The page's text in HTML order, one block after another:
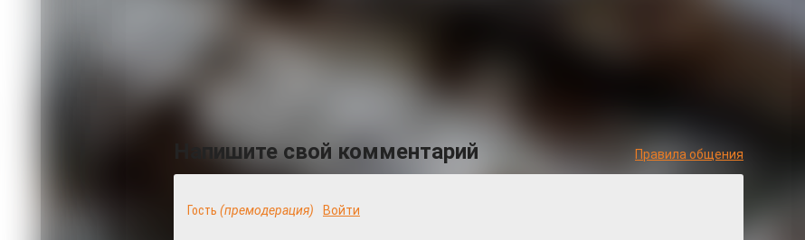
Напишите свой комментарий Правила общения
Гость (премодерация) Войти